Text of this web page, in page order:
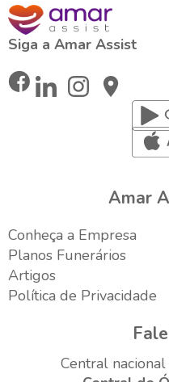
Siga a Amar Assist
Amar
Conheça a Empresa
Planos Funerários
Artigos
Política de Privacidade
Central